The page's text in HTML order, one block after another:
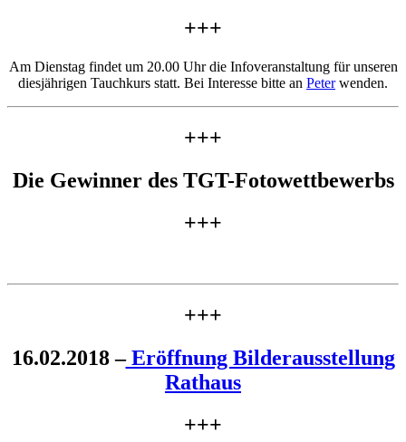
+++
Am Dienstag findet um 20.00 Uhr die Infoveranstaltung für unseren
diesjährigen Tauchkurs statt. Bei Interesse bitte an Peterwenden.
+++
Die Gewinner des TGT-Fotowettbewerbs
+++
+++
16.02.2018 –Eröffnung Bilderausstellung
Rathaus
+++